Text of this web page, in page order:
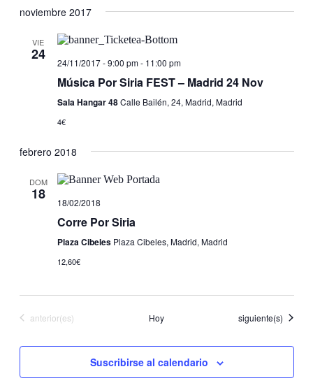
noviembre 2017
VIE
24 24/11/2017 - 9:00 pm- 11:00 pm
Música Por Siria FEST – Madrid 24 Nov
Sala Hangar 48Calle Bailén, 24, Madrid, Madrid
4€
febrero 2018
DOM
18 18/02/2018
Corre Por Siria
Plaza Cibeles Plaza Cibeles, Madrid, Madrid
12,60€
Eventos
anterior(es) Hoy Eventos
siguiente(s)
Suscribirse al calendario